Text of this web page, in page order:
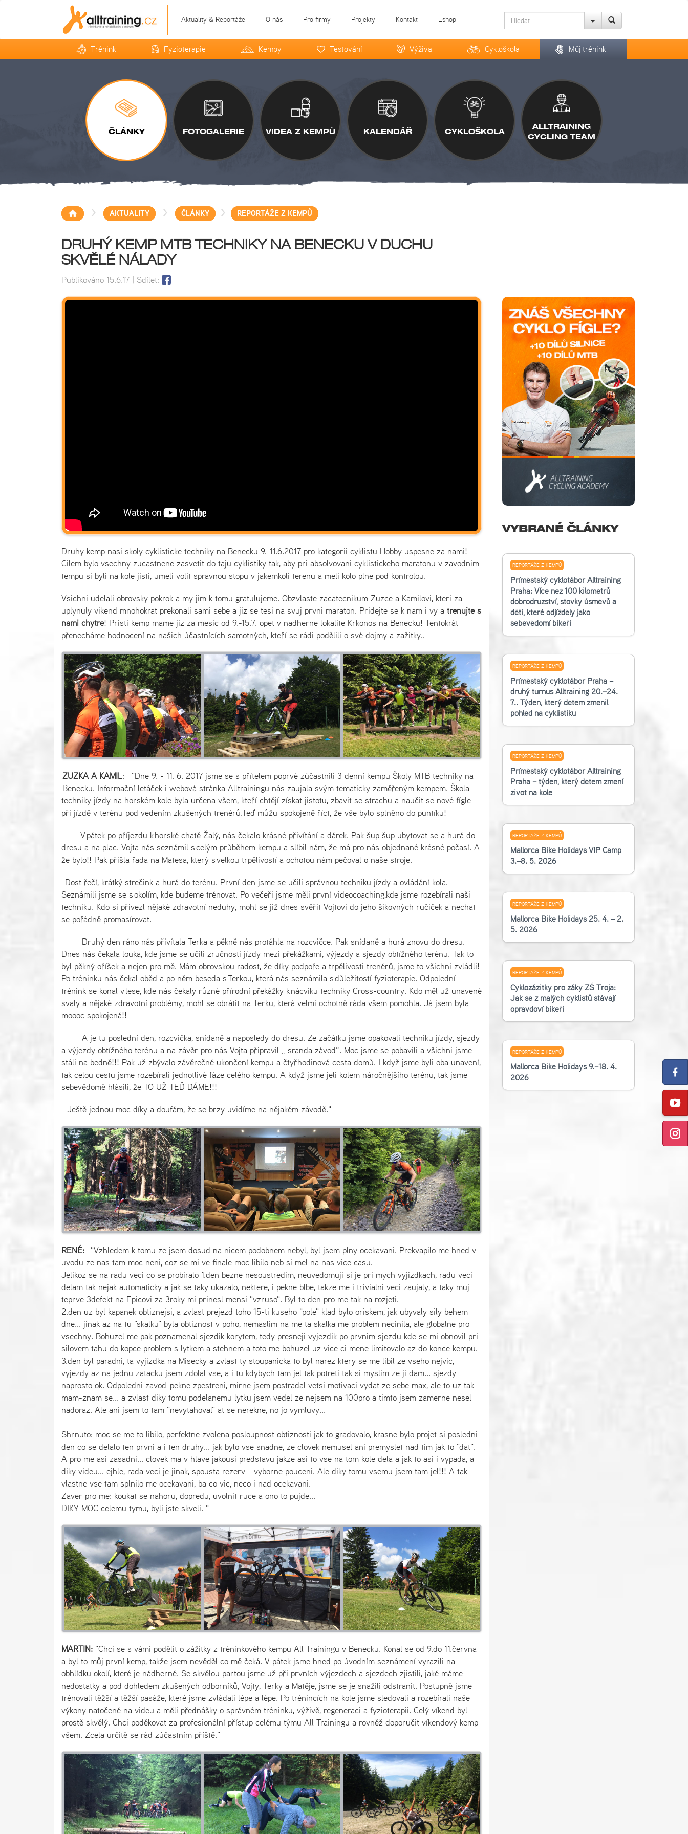
Aktuality & Reportáže O nás Pro firmy Projekty Kontakt Eshop
Trénink Fyzioterapie Kempy Testování Výživa Cykloškola Můj trénink
ČLÁNKY FOTOGALERIE VIDEA Z KEMPŮ KALENDÁŘ CYKLOŠKOLA
ALLTRAINING
CYCLING TEAM
> AKTUALITY > ČLÁNKY > REPORTÁŽE Z KEMPŮ
DRUHÝ KEMP MTB TECHNIKY NA BENECKU V DUCHU
SKVĚLÉ NÁLADY
Publikováno 15.6.17| Sdílet:
Druhy kemp nasi skoly cyklisticke techniky na Benecku 9.-11.6.2017 pro kategorii cyklistu Hobby uspesne za nami!
Cilem bylo vsechny zucastnene zasvetit do taju cyklistiky tak, aby pri absolvovani cyklistickeho maratonu v zavodnim
tempu si byli na kole jisti, umeli volit spravnou stopu v jakemkoli terenu a meli kolo plne pod kontrolou.
Vsichni udelali obrovsky pokrok a my jim k tomu gratulujeme. Obzvlaste zacatecnikum Zuzce a Kamilovi, kteri za
uplynuly vikend mnohokrat prekonali sami sebe a jiz se tesi na svuj prvni maraton. Pridejte se k nam i vy a trenujte s
nami chytre! Pristi kemp mame jiz za mesic od 9.-15.7. opet v nadherne lokalite Krkonos na Benecku! Tentokrát
přenecháme hodnocení na našich účastnících samotných, kteří se rádi podělili o své dojmy a zažitky..
ZUZKA A KAMIL: "Dne 9. - 11. 6. 2017 jsme se s přítelem poprvé zúčastnili 3 denní kempu Školy MTB techniky na
Benecku. Informační letáček i webová stránka Alltrainingu nás zaujala svým tematicky zaměřeným kempem. Škola
techniky jízdy na horském kole byla určena všem, kteří chtějí získat jistotu, zbavit se strachu a naučit se nové fígle
při jízdě v terénu pod vedením zkušených trenérů.Teď můžu spokojeně říct, že vše bylo splněno do puntíku!
V pátek po příjezdu k horské chatě Žalý, nás čekalo krásné přivítání a dárek. Pak šup šup ubytovat se a hurá do
dresu a na plac. Vojta nás seznámil s celým průběhem kempu a slíbil nám, že má pro nás objednané krásné počasí. A
že bylo!! Pak přišla řada na Matesa, který s velkou trpělivostí a ochotou nám pečoval o naše stroje.
Dost řečí, krátký strečink a hurá do terénu. První den jsme se učili správnou techniku jízdy a ovládání kola.
Seznámili jsme se s okolím, kde budeme trénovat. Po večeři jsme měli první videocoaching,kde jsme rozebírali naši
techniku. Kdo si přivezl nějaké zdravotní neduhy, mohl se již dnes svěřit Vojtovi do jeho šikovných ručiček a nechat
se pořádně promasírovat.
Druhý den ráno nás přivítala Terka a pěkně nás protáhla na rozcvičce. Pak snídaně a hurá znovu do dresu.
Dnes nás čekala louka, kde jsme se učili zručnosti jízdy mezi překážkami, výjezdy a sjezdy obtížného terénu. Tak to
byl pěkný oříšek a nejen pro mě. Mám obrovskou radost, že díky podpoře a trpělivosti trenérů, jsme to všichni zvládli!
Po tréninku nás čekal oběd a po něm beseda s Terkou, která nás seznámila s důležitostí fyzioterapie. Odpolední
trénink se konal v lese, kde nás čekaly různé přírodní překážky k nácviku techniky Cross-country. Kdo měl už unavené
svaly a nějaké zdravotní problémy, mohl se obrátit na Terku, která velmi ochotně ráda všem pomohla. Já jsem byla
moooc spokojená!!
A je tu poslední den, rozcvička, snídaně a naposledy do dresu. Ze začátku jsme opakovali techniku jízdy, sjezdy
a výjezdy obtížného terénu a na závěr pro nás Vojta připravil „ sranda závod“. Moc jsme se pobavili a všichni jsme
stáli na bedně!!! Pak už zbývalo závěrečné ukončení kempu a čtyřhodinová cesta domů. I když jsme byli oba unavení,
tak celou cestu jsme rozebírali jednotlivé fáze celého kempu. A když jsme jeli kolem náročnějšího terénu, tak jsme
sebevědomě hlásili, že TO UŽ TEĎ DÁME!!!
Ještě jednou moc díky a doufám, že se brzy uvidíme na nějakém závodě."
RENÉ:"Vzhledem k tomu ze jsem dosud na nicem podobnem nebyl, byl jsem plny ocekavani. Prekvapilo me hned v
uvodu ze nas tam moc neni, coz se mi ve finale moc libilo neb si mel na nas vice casu.
Jelikoz se na radu veci co se probiralo 1.den bezne nesoustredim, neuvedomuji si je pri mych vyjizdkach, radu veci
delam tak nejak automaticky a jak se taky ukazalo, nektere, i pekne blbe, takze me i trivialni veci zaujaly, a taky muj
teprve 3defekt na Epicovi za 3roky mi prinesl mensi "vzruso". Byl to den pro me tak na rozjeti.
2.den uz byl kapanek obtiznejsi, a zvlast prejezd toho 15-ti kuseho "pole" klad bylo oriskem, jak ubyvaly sily behem
dne... jinak az na tu "skalku" byla obtiznost v poho, nemaslim na me ta skalka me problem necinila, ale globalne pro
vsechny. Bohuzel me pak poznamenal sjezdik korytem, tedy presneji vyjezdik po prvnim sjezdu kde se mi obnovil pri
silovem tahu do kopce problem s lytkem a stehnem a toto me bohuzel uz vice ci mene limitovalo az do konce kempu.
3.den byl paradni, ta vyjizdka na Misecky a zvlast ty stoupanicka to byl narez ktery se me libil ze vseho nejvic,
vyjezdy az na jednu zatacku jsem zdolal vse, a i tu kdybych tam jel tak potreti tak si myslim ze ji dam... sjezdy
naprosto ok. Odpoledni zavod-pekne zpestreni, mirne jsem postradal vetsi motivaci vydat ze sebe max, ale to uz tak
mam-znam se... a zvlast diky tomu podelanemu lytku jsem vedel ze nejsem na 100pro a timto jsem zamerne nesel
nadoraz. Ale ani jsem to tam "nevytahoval" at se nerekne, no jo vymluvy...
Shrnuto: moc se me to libilo, perfektne zvolena posloupnost obtiznosti jak to gradovalo, krasne bylo projet si posledni
den co se delalo ten prvni a i ten druhy... jak bylo vse snadne, ze clovek nemusel ani premyslet nad tim jak to "dat".
A pro me asi zasadni... clovek ma v hlave jakousi predstavu jakze asi to vse na tom kole dela a jak to asi i vypada, a
diky videu... ejhle, rada veci je jinak, spousta rezerv - vyborne pouceni. Ale diky tomu vsemu jsem tam jel!!! A tak
vlastne vse tam splnilo me ocekavani, ba co vic, neco i nad ocekavani.
Zaver pro me: koukat se nahoru, dopredu, uvolnit ruce a ono to pujde...
DIKY MOC celemu tymu, byli jste skveli. "
MARTIN:"Chci se s vámi podělit o zážitky z tréninkového kempu All Trainingu v Benecku. Konal se od 9.do 11.června
a byl to můj první kemp, takže jsem nevěděl co mě čeká. V pátek jsme hned po úvodním seznámení vyrazili na
obhlídku okolí, které je nádherné. Se skvělou partou jsme už při prvních výjezdech a sjezdech zjistili, jaké máme
nedostatky a pod dohledem zkušených odborníků, Vojty, Terky a Matěje, jsme se je snažili odstranit. Postupně jsme
trénovali těžší a těžší pasáže, které jsme zvládali lépe a lépe. Po trénincích na kole jsme sledovali a rozebírali naše
výkony natočené na videu a měli přednášky o správném tréninku, výživě, regeneraci a fyzioterapii. Celý víkend byl
prostě skvělý. Chci poděkovat za profesionální přístup celému týmu All Trainingu a rovněž doporučit víkendový kemp
všem. Zcela určitě se rád zúčastním příště."
VYBRANÉ ČLÁNKY
REPORTÁŽE Z KEMPŮ
Příměstský cyklotábor Alltraining
Praha: Více než 100 kilometrů
dobrodružství, stovky úsměvů a
děti, které odjížděly jako
sebevědomí bikeři
REPORTÁŽE Z KEMPŮ
Příměstský cyklotábor Praha –
druhý turnus Alltraining 20.–24.
7.. Týden, který dětem změnil
pohled na cyklistiku
REPORTÁŽE Z KEMPŮ
Příměstský cyklotábor Alltraining
Praha – týden, který dětem změní
život na kole
REPORTÁŽE Z KEMPŮ
Mallorca Bike Holidays VIP Camp
3.–8. 5. 2026
REPORTÁŽE Z KEMPŮ
Mallorca Bike Holidays 25. 4. – 2.
5. 2026
REPORTÁŽE Z KEMPŮ
Cyklozážitky pro žáky ZŠ Troja:
Jak se z malých cyklistů stávají
opravdoví bikeři
REPORTÁŽE Z KEMPŮ
Mallorca Bike Holidays 9.–18. 4.
2026